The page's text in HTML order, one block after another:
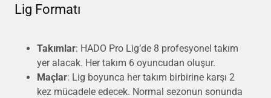
Lig Formatı
Takımlar: HADO Pro Lig’de 8 profesyonel takım
yer alacak. Her takım 6 oyuncudan oluşur.
Maçlar: Lig boyunca her takım birbirine karşı 2
kez mücadele edecek. Normal sezonun sonunda